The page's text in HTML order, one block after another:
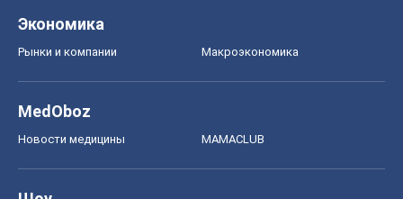
Экономика
Рынки и компании Mакроэкономика
MedOboz
Новости медицины MAMACLUB